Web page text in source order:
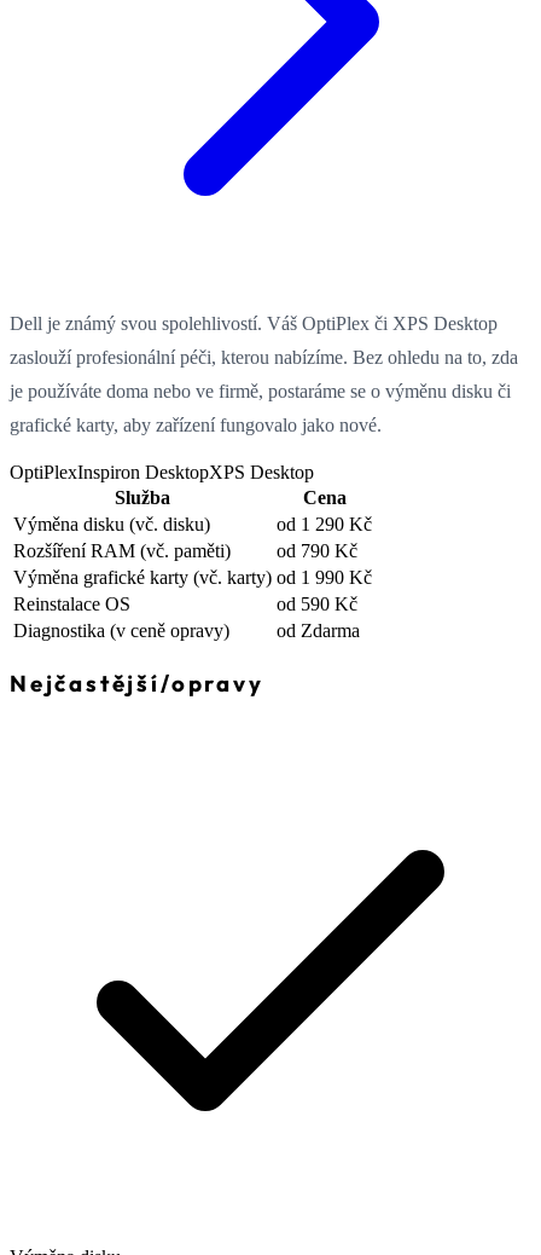
Dell je známý svou spolehlivostí. Váš OptiPlex či XPS Desktop
zaslouží profesionální péči, kterou nabízíme. Bez ohledu na to, zda
je používáte doma nebo ve firmě, postaráme se o výměnu disku či
grafické karty, aby zařízení fungovalo jako nové.
OptiPlexInspiron DesktopXPS Desktop
Služba
Cena
Výměna disku (vč. disku)
od 1 290 Kč
Rozšíření RAM (vč. paměti)
od 790 Kč
Výměna grafické karty (vč. karty) od 1 990 Kč
Reinstalace OS
od 590 Kč
Diagnostika (v ceně opravy) od Zdarma
Nejčastější/opravy